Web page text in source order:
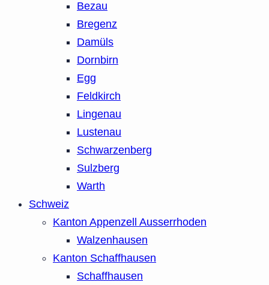
Bezau
Bregenz
Damüls
Dornbirn
Egg
Feldkirch
Lingenau
Lustenau
Schwarzenberg
Sulzberg
Warth
Schweiz
Kanton Appenzell Ausserrhoden
Walzenhausen
Kanton Schaffhausen
Schaffhausen